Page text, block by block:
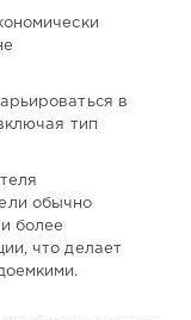
в
тип
обычно
более
что делает